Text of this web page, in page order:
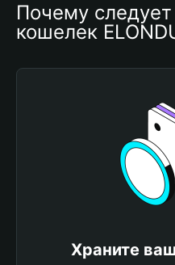
Почему следует
кошелек
Храните